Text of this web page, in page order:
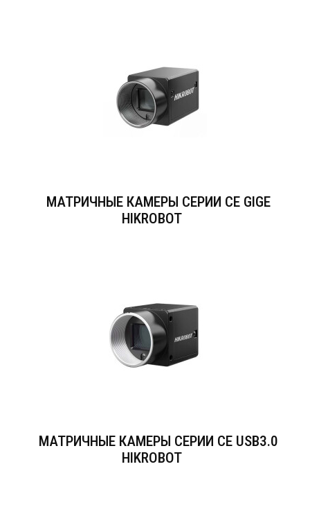
МАТРИЧНЫЕ КАМЕРЫ СЕРИИ CE GIGE
HIKROBOT
МАТРИЧНЫЕ КАМЕРЫ СЕРИИ CE USB3.0
HIKROBOT